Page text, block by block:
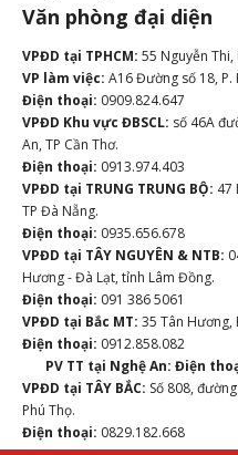
Văn phòng đại diện
VPĐD tại TPHCM: 55 Nguyễn Thi,
VP làm việc: A16 Đường số 18, P.
Điện thoại: 0909.824.647
VPĐD Khu vực ĐBSCL: số 46A
An, TP Cần Thơ.
Điện thoại: 0913.974.403
VPĐD tại TRUNG TRUNG BỘ: 47
TP Đà Nẵng.
Điện thoại: 0935.656.678
VPĐD tại TÂY NGUYÊN & NTB:
Hương - Đà Lạt, tỉnh Lâm Đồng.
Điện thoại: 091 386 5061
VPĐD tại Bắc MT: 35 Tân Hương,
Điện thoại: 0912.858.082
PV TT tại Nghệ An: Điện
VPĐD tại TÂY BẮC: Số 808,
Phú Thọ.
Điện thoại: 0829.182.668